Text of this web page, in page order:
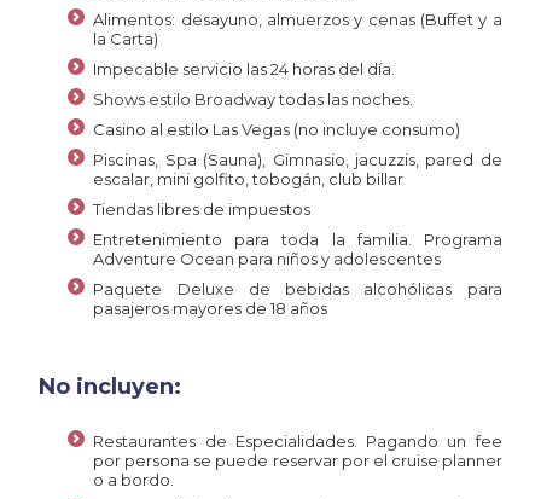
Alimentos: desayuno, almuerzos y cenas (Buffet y a
la Carta)
Impecable servicio las 24 horas del día.
Shows estilo Broadway todas las noches.
Casino al estilo Las Vegas (no incluye consumo)
Piscinas, Spa (Sauna), Gimnasio, jacuzzis, pared de
escalar, mini golfito, tobogán, club billar
Tiendas libres de impuestos
Entretenimiento para toda la familia. Programa
Adventure Ocean para niños y adolescentes
Paquete Deluxe de bebidas alcohólicas para
pasajeros mayores de 18 años
No incluyen:
Restaurantes de Especialidades. Pagando un fee
por persona se puede reservar por el cruise planner
o a bordo.